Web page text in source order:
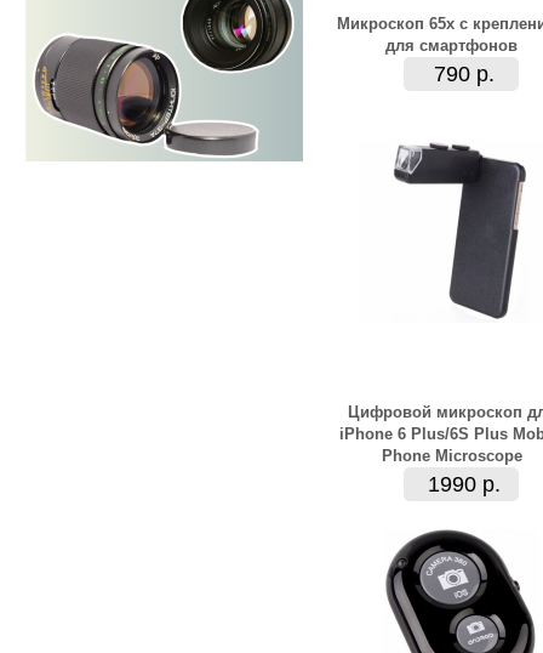
Микроскоп 65х с
для смартфонов
790 р.
Цифровой микроскоп
iPhone 6 Plus/6S Plus
Phone Microscope
1990 р.